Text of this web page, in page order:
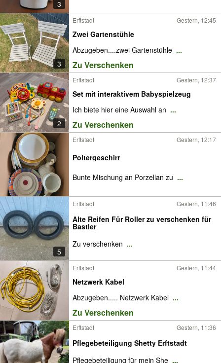
3
3
Erftstadt Gestern, 12:45
Zwei Gartenstühle
Abzugeben....zwei Gartenstühle ...
Zu Verschenken
2
Erftstadt Gestern, 12:37
Set mit interaktivem Babyspielzeug
Ich biete hier eine Auswahl an ...
Zu Verschenken
Erftstadt Gestern, 12:17
Poltergeschirr
Bunte Mischung an Porzellan zu ...
5
Erftstadt Gestern, 11:46
Alte Reifen Für Roller zu verschenken für
Bastler
Zu verschenken ...
Erftstadt Gestern, 11:44
Netzwerk Kabel
Abzugeben..... Netzwerk Kabel ...
Zu Verschenken
Erftstadt Gestern, 11:36
Pflegebeteiligung Shetty Erftstadt
Pflegebeteiligung für mein She ...